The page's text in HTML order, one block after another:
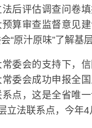
后评估调查问卷
算审查监督意见
“原汁原味”了解基
会的支持下，信
委会成功申报全
点，这是全省唯一
立法联系点，今年4